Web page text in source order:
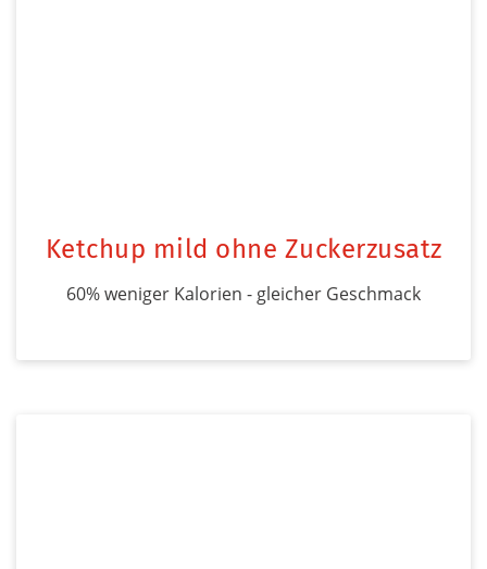
Ketchup mild ohne Zuckerzusatz
60% weniger Kalorien - gleicher Geschmack